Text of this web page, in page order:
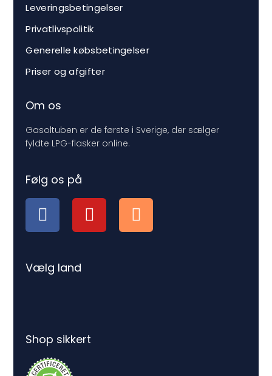
Leveringsbetingelser
Privatlivspolitik
Generelle købsbetingelser
Priser og afgifter
Om os
Gasoltuben er de første i Sverige, der sælger
fyldte LPG-flasker online.
Følg os på
Vælg land
Shop sikkert